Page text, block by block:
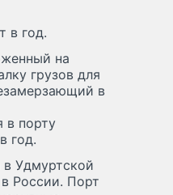
в год.
на
грузов для
в
в порту
год.
Удмуртской
России. Порт